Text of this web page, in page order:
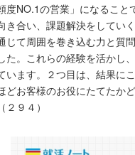
度NO.1の営業」になるこ
き合い、課題解決をしてい
じて周囲を巻き込む力と質
た。これらの経験を活かし
います。２つ目は、結果に
どお客様のお役にたてたか
９４）